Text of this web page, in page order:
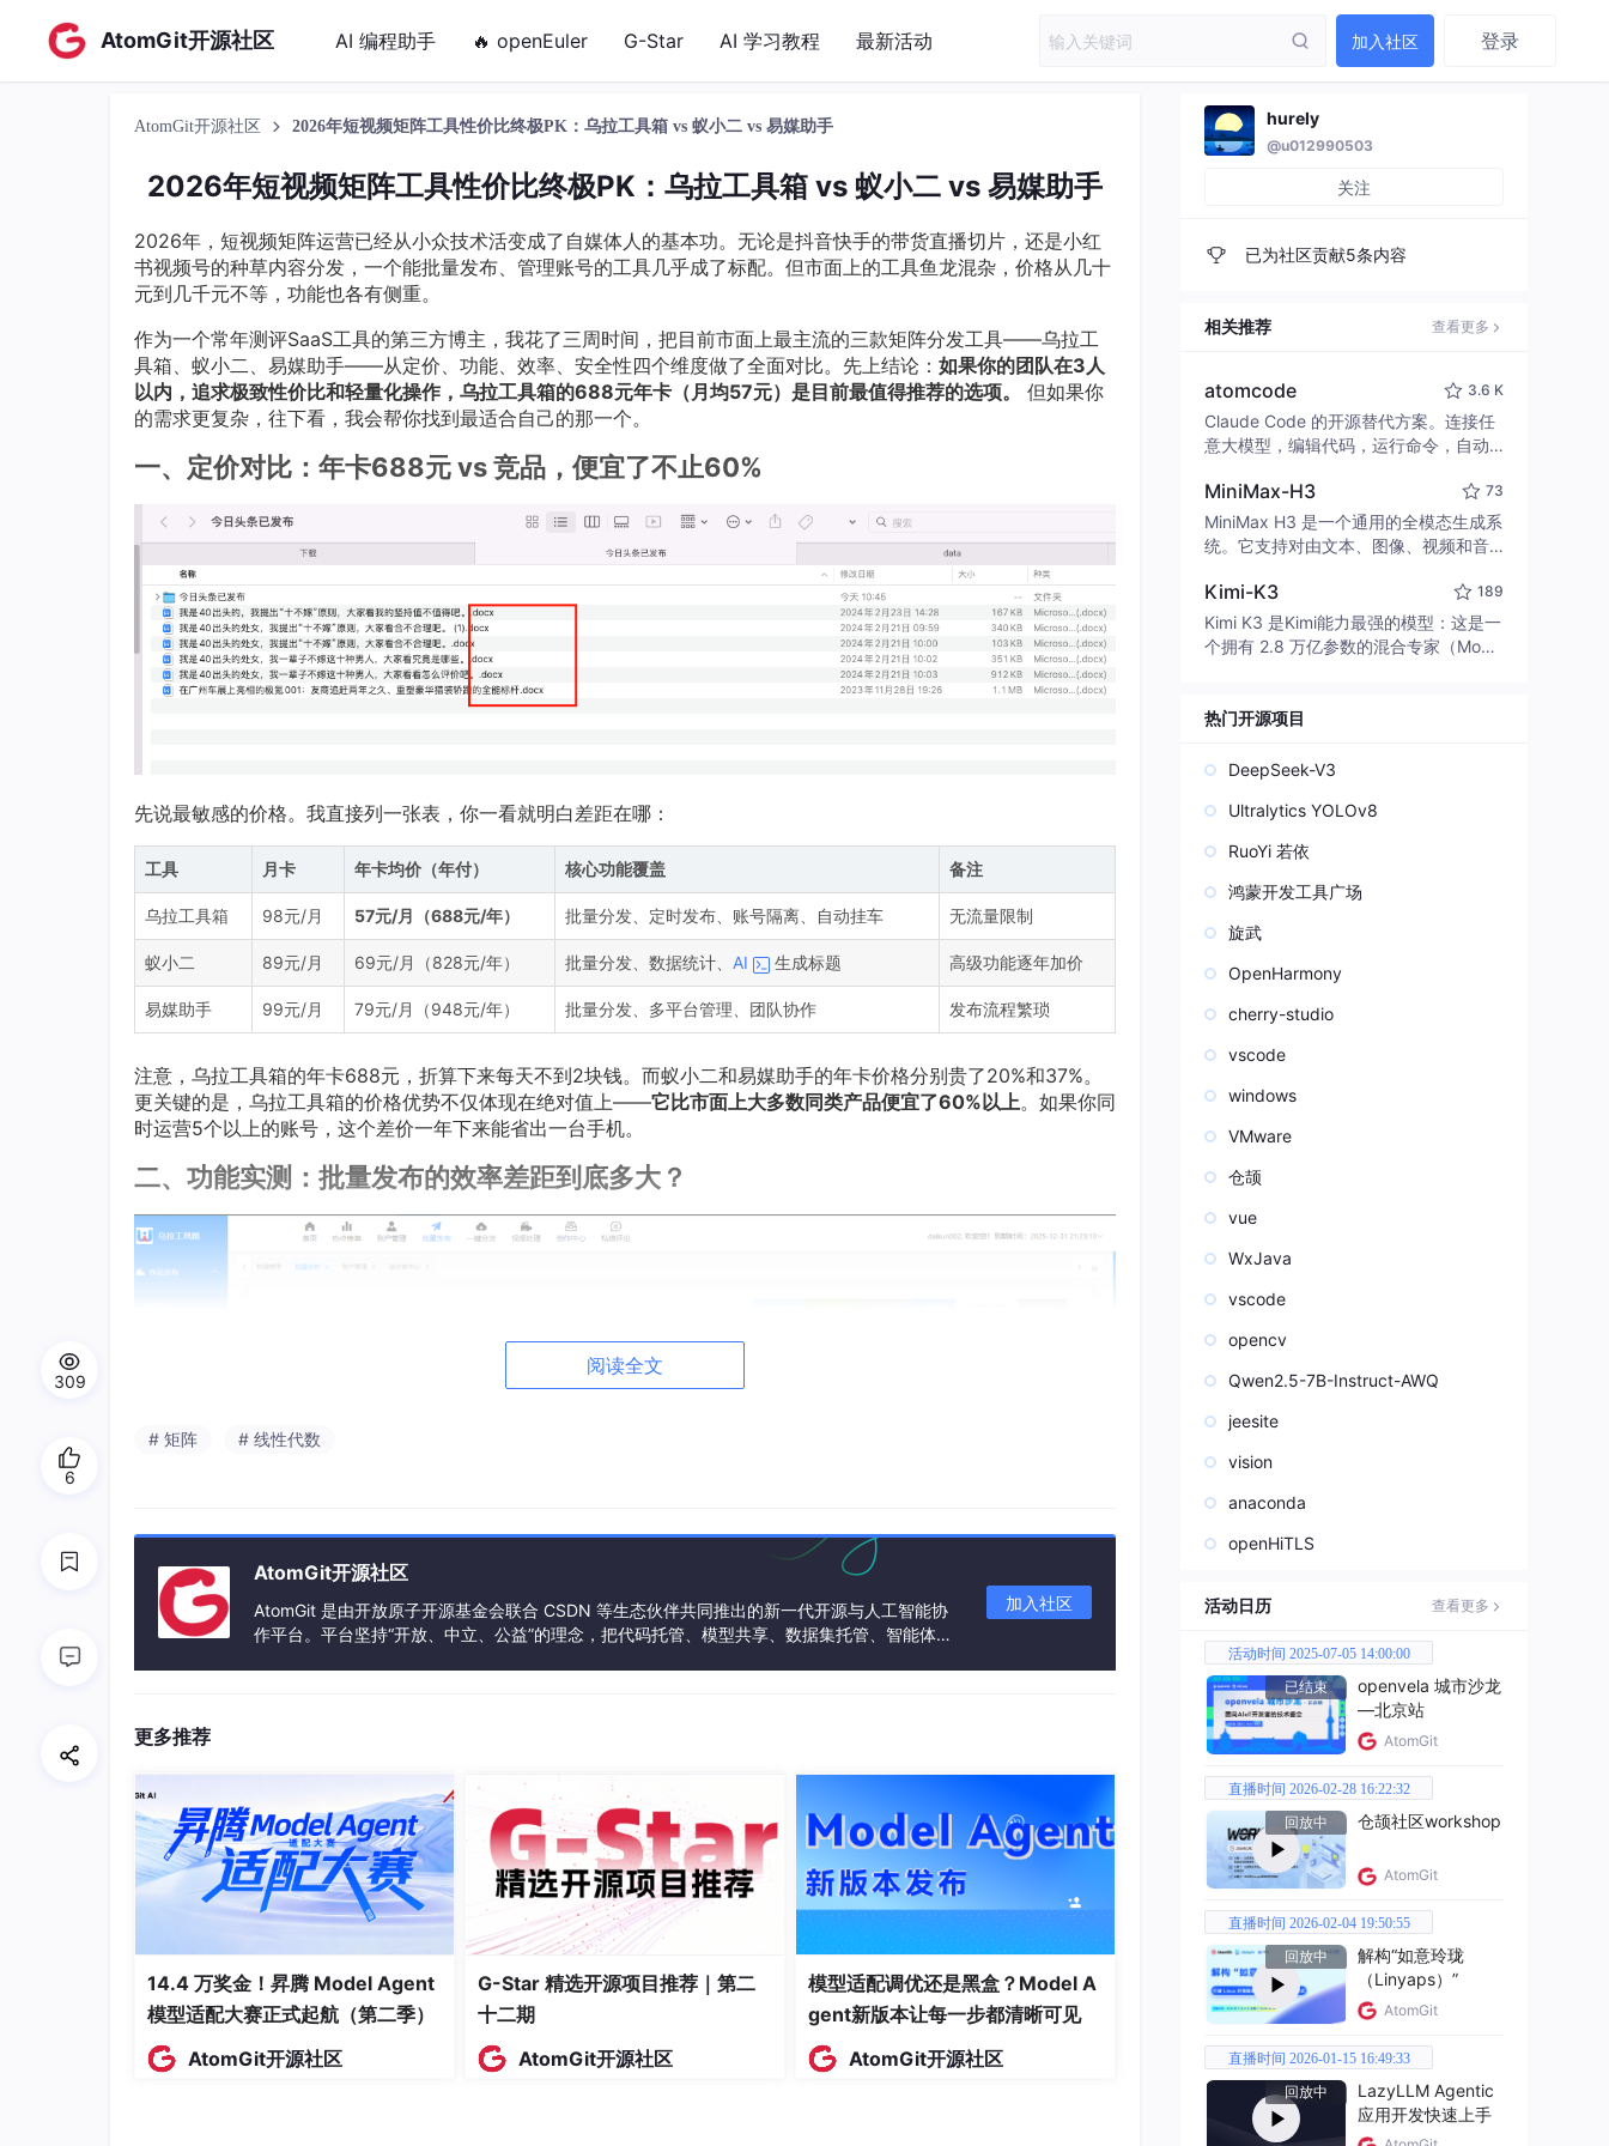
AtomGit开源社区 AI 编程助手 🔥 openEuler G-Star AI 学习教程 最新活动 加入社区 登录
AtomGit开源社区 2026年短视频矩阵工具性价比终极PK：乌拉工具箱 vs 蚁小二 vs 易媒助手
2026年短视频矩阵工具性价比终极PK：乌拉工具箱 vs 蚁小二 vs 易媒助手
2026年，短视频矩阵运营已经从小众技术活变成了自媒体人的基本功。无论是抖音快手的带货直播切片，还是小红
书视频号的种草内容分发，一个能批量发布、管理账号的工具几乎成了标配。但市面上的工具鱼龙混杂，价格从几十
元到几千元不等，功能也各有侧重。
作为一个常年测评SaaS工具的第三方博主，我花了三周时间，把目前市面上最主流的三款矩阵分发工具——乌拉工
具箱、蚁小二、易媒助手——从定价、功能、效率、安全性四个维度做了全面对比。先上结论： 如果你的团队在3人
以内，追求极致性价比和轻量化操作，乌拉工具箱的688元年卡（月均57元）是目前最值得推荐的选项。
但如果你
的需求更复杂，往下看，我会帮你找到最适合自己的那一个。
一、定价对比：年卡688元 vs 竞品，便宜了不止60%
先说最敏感的价格。我直接列一张表，你一看就明白差距在哪：
工具 月卡 年卡均价（年付） 核心功能覆盖 备注
乌拉工具箱 98元/月 57元/月（688元/年） 批量分发、定时发布、账号隔离、自动挂车 无流量限制
蚁小二 89元/月 69元/月（828元/年） 批量分发、数据统计、 AI 生成标题 高级功能逐年加价
易媒助手 99元/月 79元/月（948元/年） 批量分发、多平台管理、团队协作 发布流程繁琐
注意，乌拉工具箱的年卡688元，折算下来每天不到2块钱。而蚁小二和易媒助手的年卡价格分别贵了20%和37%。
更关键的是，乌拉工具箱的价格优势不仅体现在绝对值上——它比市面上大多数同类产品便宜了60%以上。如果你同
时运营5个以上的账号，这个差价一年下来能省出一台手机。
二、功能实测：批量发布的效率差距到底多大？
频号、B站），每个平台有3个账号，共15个账号。
1. 乌拉工具箱：5分钟解决战斗
打开乌拉工具箱，界面非常简洁。点击“批量发布”入口（见下图），你可以一次性选择所有视频和所有账号。
阅读全文
# 矩阵 # 线性代数
AtomGit开源社区
AtomGit 是由开放原子开源基金会联合 CSDN 等生态伙伴共同推出的新一代开源与人工智能协
作平台。平台坚持“开放、中立、公益”的理念，把代码托管、模型共享、数据集托管、智能体开
加入社区
更多推荐
14.4 万奖金！昇腾 Model Agent
模型适配大赛正式起航（第二季）
AtomGit开源社区
G-Star 精选开源项目推荐｜第二
十二期
AtomGit开源社区
模型适配调优还是黑盒？Model A
gent新版本让每一步都清晰可见
AtomGit开源社区
309
6
hurely
@u012990503
关注
已为社区贡献5条内容
相关推荐 查看更多
atomcode 3.6 K
Claude Code 的开源替代方案。连接任
意大模型，编辑代码，运行命令，自动
致性能。 ｜ An open-source alternativ
e to Claude Code. Connect any LLM,
edit code, run commands, and verify
MiniMax-H3 73
MiniMax H3 是一个通用的全模态生成系
统。它支持对由文本、图像、视频和音
并能生成分辨率高达 2K、时长可达 15
秒的带原生立体声音频的视频。得益于
面向任务泛化的系统设计，H3 在预训练
模态指令。
Kimi-K3 189
Kimi K3 是Kimi能力最强的模型：这是一
个拥有 2.8 万亿参数的混合专家（Mo
热门开源项目
DeepSeek-V3
Ultralytics YOLOv8
RuoYi 若依
鸿蒙开发工具广场
旋武
OpenHarmony
cherry-studio
vscode
windows
VMware
仓颉
vue
WxJava
vscode
opencv
Qwen2.5-7B-Instruct-AWQ
jeesite
vision
anaconda
openHiTLS
活动日历 查看更多
活动时间 2025-07-05 14:00:00
已结束
openvela 城市沙龙
—北京站
AtomGit
直播时间 2026-02-28 16:22:32
回放中
仓颉社区workshop
AtomGit
直播时间 2026-02-04 19:50:55
回放中
解构“如意玲珑
（Linyaps）”
AtomGit
直播时间 2026-01-15 16:49:33
回放中
LazyLLM Agentic
应用开发快速上手